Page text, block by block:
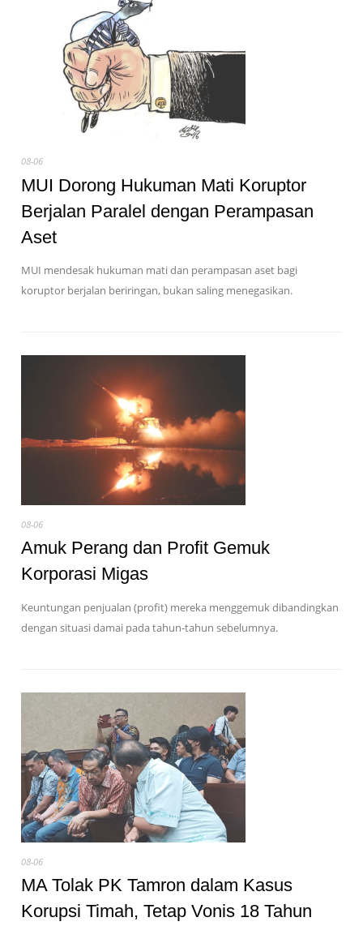
08-05
08-06
MUI Dorong Hukuman Mati Koruptor
Berjalan Paralel dengan Perampasan
Aset
MUI mendesak hukuman mati dan perampasan aset bagi
koruptor berjalan beriringan, bukan saling menegasikan.
08-06
Amuk Perang dan Profit Gemuk
Korporasi Migas
Keuntungan penjualan (profit) mereka menggemuk dibandingkan
dengan situasi damai pada tahun-tahun sebelumnya.
08-06
MA Tolak PK Tamron dalam Kasus
Korupsi Timah, Tetap Vonis 18 Tahun